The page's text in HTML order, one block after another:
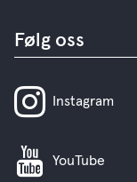
Følg oss
Instagram
YouTube